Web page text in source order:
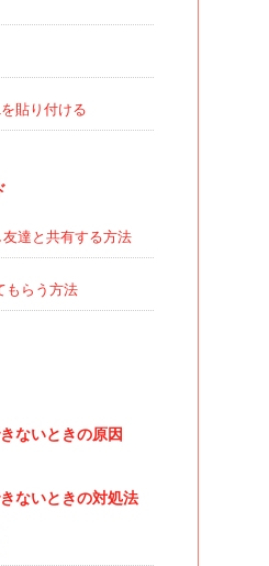
貼り付ける
達と共有する方法
もらう方法
ないときの原因
ないときの対処法